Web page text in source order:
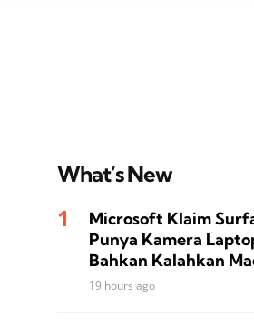
What’s New
Microsoft Klaim
Punya Kamera
Bahkan Kalahkan
19 hours ago